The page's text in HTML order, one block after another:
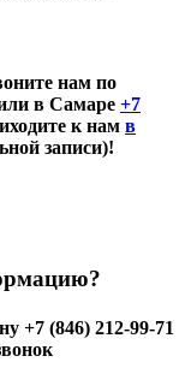
нам по
в Самаре +7
к нам в
записи)!
+7 (846) 212-99-71